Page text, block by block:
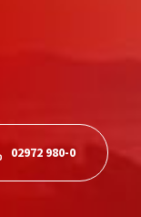
02972 980-0